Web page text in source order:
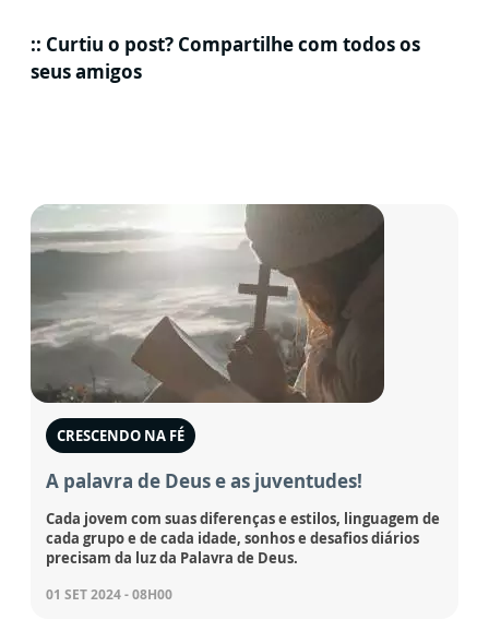
:: Curtiu o post? Compartilhe com todos os
seus amigos
CRESCENDO NA FÉ
A palavra de Deus e as juventudes!
Cada jovem com suas diferenças e estilos, linguagem de
cada grupo e de cada idade, sonhos e desafios diários
precisam da luz da Palavra de Deus.
01 SET 2024 - 08H00